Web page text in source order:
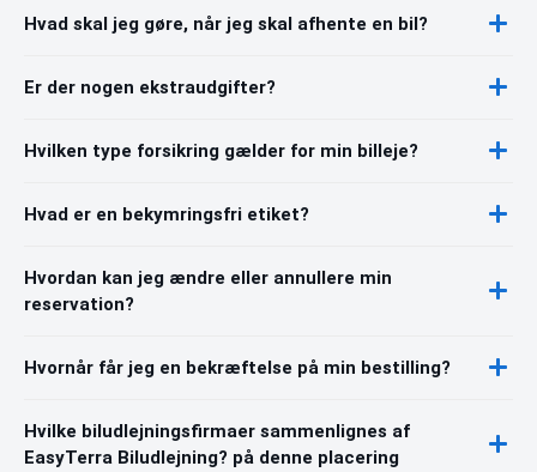
Hvad skal jeg gøre, når jeg skal afhente en bil?
Er der nogen ekstraudgifter?
Hvilken type forsikring gælder for min billeje?
Hvad er en bekymringsfri etiket?
Hvordan kan jeg ændre eller annullere min
reservation?
Hvornår får jeg en bekræftelse på min bestilling?
Hvilke biludlejningsfirmaer sammenlignes af
EasyTerra Biludlejning? på denne placering